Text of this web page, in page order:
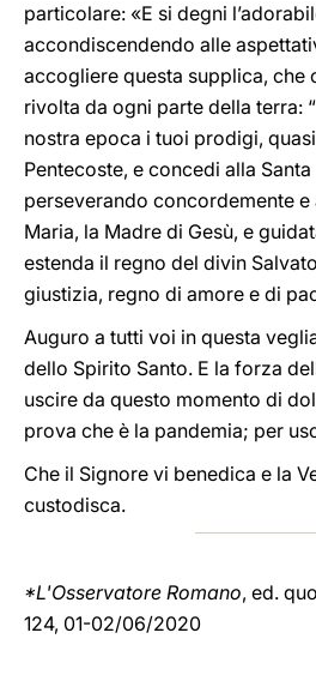
particolare: «E si degni
accondiscendendo alle
accogliere questa supplica, che
rivolta da ogni parte della terra:
nostra epoca i tuoi prodigi,
Pentecoste, e concedi alla Santa
perseverando concordemente e
Maria, la Madre di Gesù, e
estenda il regno del divin
giustizia, regno di amore e di
Auguro a tutti voi in questa
dello Spirito Santo. E la forza
uscire da questo momento di
prova che è la pandemia; per
Che il Signore vi benedica e la
custodisca.
*L'Osservatore Romano, ed.
124, 01-02/06/2020